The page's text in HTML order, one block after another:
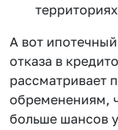
А вот
отказа в
рассматривает
обременениям,
больше шансов